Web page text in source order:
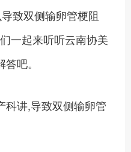
致双侧输卵管梗阻
一起来听听云南协美
吧。
科讲,导致双侧输卵管